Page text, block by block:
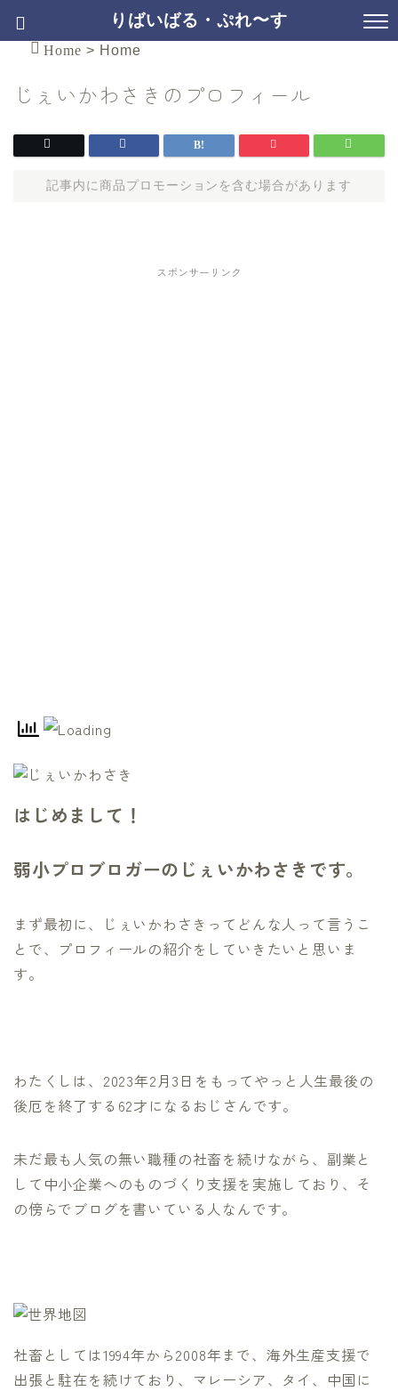
りばいばる・ぷれ〜す
Home > Home
じぇいかわさきのプロフィール
記事内に商品プロモーションを含む場合があります
スポンサーリンク
はじめまして！
弱小プロブロガーのじぇいかわさきです。
まず最初に、じぇいかわさきってどんな人って言うこ
とで、プロフィールの紹介をしていきたいと思いま
す。
わたくしは、2023年2月3日をもってやっと人生最後の
後厄を終了する62才になるおじさんです。
未だ最も人気の無い職種の社畜を続けながら、副業と
して中小企業へのものづくり支援を実施しており、そ
の傍らでブログを書いている人なんです。
社畜としては1994年から2008年まで、海外生産支援で
出張と駐在を続けており、マレーシア、タイ、中国に